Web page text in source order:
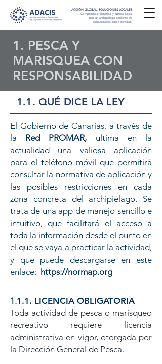
ACCIÓN GLOBAL, SOLUCIONES LOCALES
Compromiso climático y justicia social
por un archipiélago resiliente de
comunidades empoderadas.
1. PESCA Y
MARISQUEA CON
RESPONSABILIDAD
1.1. QUÉ DICE LA LEY
El Gobierno de Canarias, a través de
la Red PROMAR, ultima en la
actualidad una valiosa aplicación
para el teléfono móvil que permitirá
consultar la normativa de aplicación y
las posibles restricciones en cada
zona concreta del archipiélago. Se
trata de una app de manejo sencillo e
intuitivo, que facilitará el acceso a
toda la información desde el punto en
el que se vaya a practicar la actividad,
y que puede descargarse en este
enlace: https://normap.org
​1.1.1. LICENCIA OBLIGATORIA
Toda actividad de pesca o marisqueo
recreativo requiere licencia
administrativa en vigor, otorgada por
la Dirección General de Pesca.